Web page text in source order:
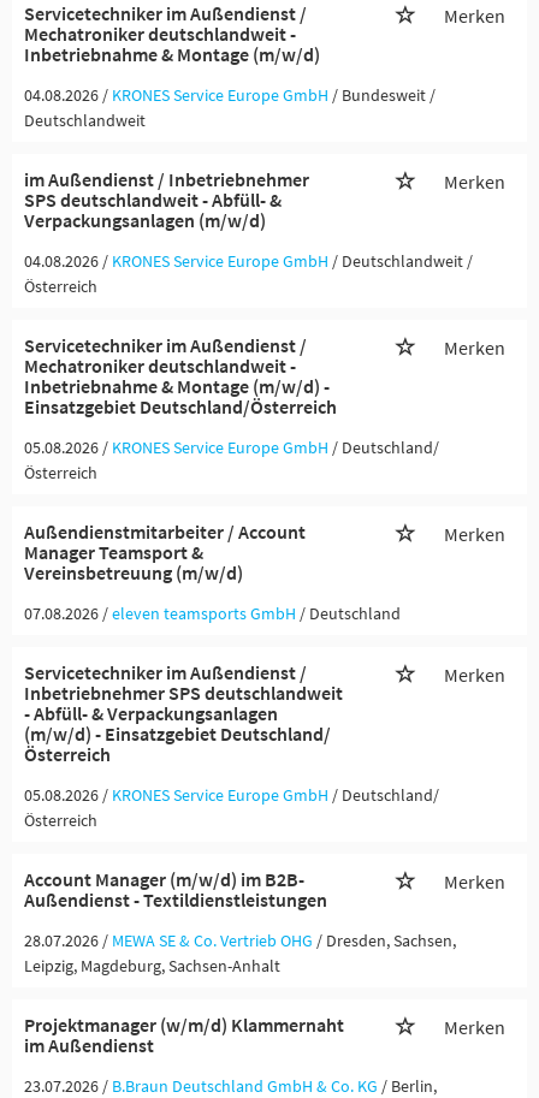
Servicetechniker im Außendienst /
Mechatroniker deutschlandweit -
Inbetriebnahme & Montage (m/w/d)
Merken
04.08.2026 / KRONES Service Europe GmbH / Bundesweit /
Deutschlandweit
im Außendienst / Inbetriebnehmer
SPS deutschlandweit - Abfüll- &
Verpackungsanlagen (m/w/d)
Merken
04.08.2026 / KRONES Service Europe GmbH / Deutschlandweit /
Österreich
Servicetechniker im Außendienst /
Mechatroniker deutschlandweit -
Inbetriebnahme & Montage (m/w/d) -
Einsatzgebiet Deutschland/Österreich
Merken
05.08.2026 / KRONES Service Europe GmbH / Deutschland/
Österreich
Außendienstmitarbeiter / Account
Manager Teamsport &
Vereinsbetreuung (m/w/d)
Merken
07.08.2026 /eleven teamsports GmbH / Deutschland
Servicetechniker im Außendienst /
Inbetriebnehmer SPS deutschlandweit
- Abfüll- & Verpackungsanlagen
(m/w/d) - Einsatzgebiet Deutschland/
Österreich
Merken
05.08.2026 / KRONES Service Europe GmbH / Deutschland/
Österreich
Account Manager (m/w/d) im B2B-
Außendienst - Textildienstleistungen
Merken
28.07.2026 / MEWA SE & Co. Vertrieb OHG / Dresden, Sachsen,
Leipzig, Magdeburg, Sachsen-Anhalt
Projektmanager (w/m/d) Klammernaht
im Außendienst
Merken
23.07.2026 / B.Braun Deutschland GmbH & Co. KG / Berlin,